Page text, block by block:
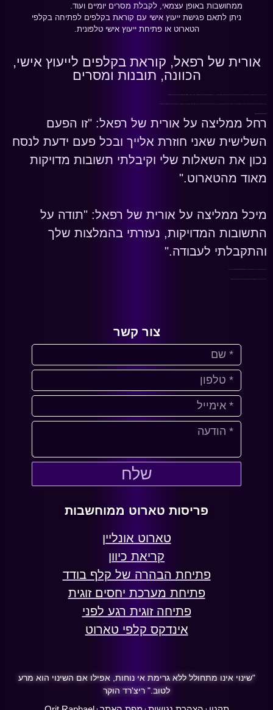
ממחושבות באופן עצמאי, לקבלת מסרים יומיים ועוד.
ניתן לתאם פגישת ייעוץ אישי עם קוראת בקלפים לפתיחה בקלפי
הטארוט או פתיחת ייעוץ אישי טלפונית.
אורית של רפאל, קוראת בקלפים לייעוץ אישי,
הכוונה, תובנות ומסרים
רחל ממליצה על אורית של רפאל: "זו הפעם
השלישית שאני חוזרת אלייך ובכל פעם ידעת לנסח
נכון את השאלות שלי וקיבלתי תשובות מדויקות
מאוד מהטארוט."
מיכל ממליצה על אורית של רפאל: "תודה על
התשובות המדויקות, נעזרתי בהמלצות שלך
והתקבלתי לעבודה."
צור קשר
שלח
פריסות טארוט ממוחשבות
טארוט אונליין
קריאת כיוון
פתיחת הבהרה של קלף בודד
פתיחת מערכת יחסים זוגית
פתיחה זוגית רגע לפני
אינדקס קלפי טארוט
"שינוי אינו מתחולל ללא גרימת אי נוחות, אפילו אם השינוי הוא מרע
לטוב." ריצ'רד הוקר